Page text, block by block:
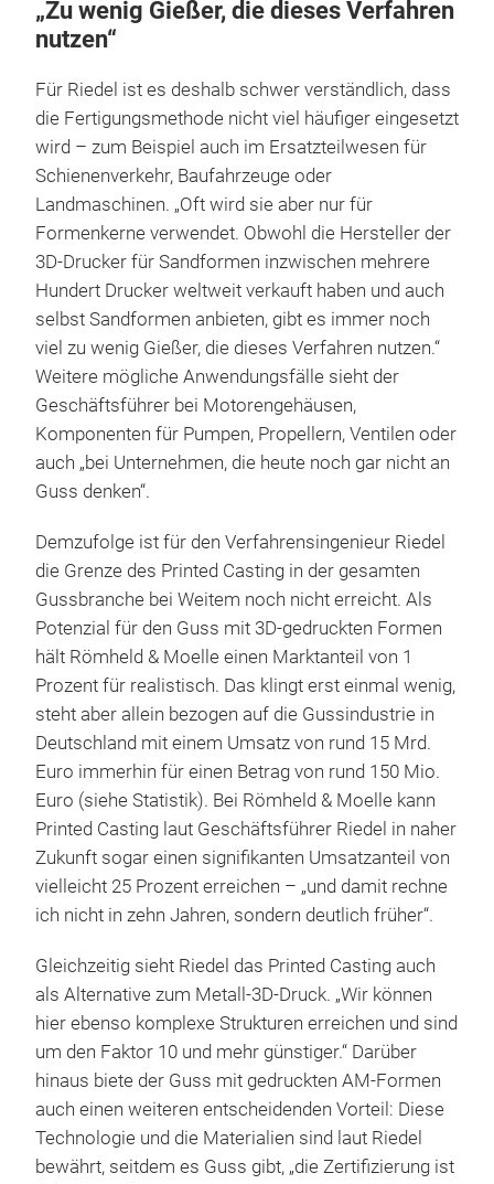
„Zu wenig Gießer, die dieses Verfahren
nutzen“
Für Riedel ist es deshalb schwer verständlich, dass
die Fertigungsmethode nicht viel häufiger eingesetzt
wird – zum Beispiel auch im Ersatzteilwesen für
Schienenverkehr, Baufahrzeuge oder
Landmaschinen. „Oft wird sie aber nur für
Formenkerne verwendet. Obwohl die Hersteller der
3D-Drucker für Sandformen inzwischen mehrere
Hundert Drucker weltweit verkauft haben und auch
selbst Sandformen anbieten, gibt es immer noch
viel zu wenig Gießer, die dieses Verfahren nutzen.“
Weitere mögliche Anwendungsfälle sieht der
Geschäftsführer bei Motorengehäusen,
Komponenten für Pumpen, Propellern, Ventilen oder
auch „bei Unternehmen, die heute noch gar nicht an
Guss denken“.
Demzufolge ist für den Verfahrensingenieur Riedel
die Grenze des Printed Casting in der gesamten
Gussbranche bei Weitem noch nicht erreicht. Als
Potenzial für den Guss mit 3D-gedruckten Formen
hält Römheld & Moelle einen Marktanteil von 1
Prozent für realistisch. Das klingt erst einmal wenig,
steht aber allein bezogen auf die Gussindustrie in
Deutschland mit einem Umsatz von rund 15 Mrd.
Euro immerhin für einen Betrag von rund 150 Mio.
Euro (siehe Statistik). Bei Römheld & Moelle kann
Printed Casting laut Geschäftsführer Riedel in naher
Zukunft sogar einen signifikanten Umsatzanteil von
vielleicht 25 Prozent erreichen – „und damit rechne
ich nicht in zehn Jahren, sondern deutlich früher“.
Gleichzeitig sieht Riedel das Printed Casting auch
als Alternative zum Metall-3D-Druck. „Wir können
hier ebenso komplexe Strukturen erreichen und sind
um den Faktor 10 und mehr günstiger.“ Darüber
hinaus biete der Guss mit gedruckten AM-Formen
auch einen weiteren entscheidenden Vorteil: Diese
Technologie und die Materialien sind laut Riedel
bewährt, seitdem es Guss gibt, „die Zertifizierung ist